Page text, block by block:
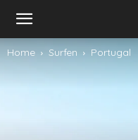
Home Surfen Portugal